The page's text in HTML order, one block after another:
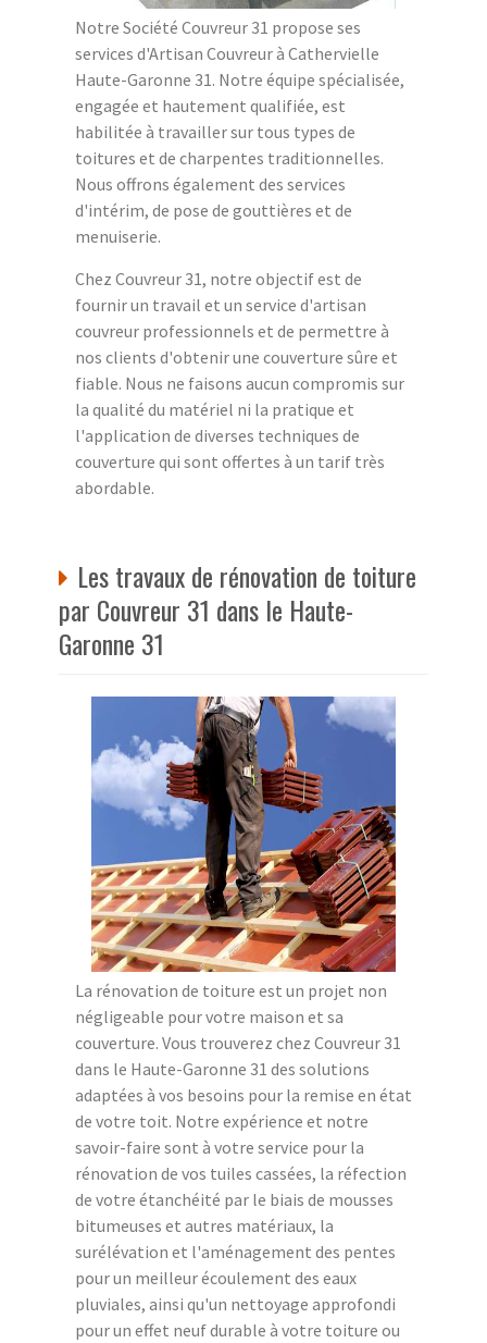
Notre Société Couvreur 31 propose ses
services d'Artisan Couvreur à Cathervielle
Haute-Garonne 31. Notre équipe spécialisée,
engagée et hautement qualifiée, est
habilitée à travailler sur tous types de
toitures et de charpentes traditionnelles.
Nous offrons également des services
d'intérim, de pose de gouttières et de
menuiserie.
Chez Couvreur 31, notre objectif est de
fournir un travail et un service d'artisan
couvreur professionnels et de permettre à
nos clients d'obtenir une couverture sûre et
fiable. Nous ne faisons aucun compromis sur
la qualité du matériel ni la pratique et
l'application de diverses techniques de
couverture qui sont offertes à un tarif très
abordable.
Les travaux de rénovation de toiture
par Couvreur 31 dans le Haute-
Garonne 31
La rénovation de toiture est un projet non
négligeable pour votre maison et sa
couverture. Vous trouverez chez Couvreur 31
dans le Haute-Garonne 31 des solutions
adaptées à vos besoins pour la remise en état
de votre toit. Notre expérience et notre
savoir-faire sont à votre service pour la
rénovation de vos tuiles cassées, la réfection
de votre étanchéité par le biais de mousses
bitumeuses et autres matériaux, la
surélévation et l'aménagement des pentes
pour un meilleur écoulement des eaux
pluviales, ainsi qu'un nettoyage approfondi
pour un effet neuf durable à votre toiture ou